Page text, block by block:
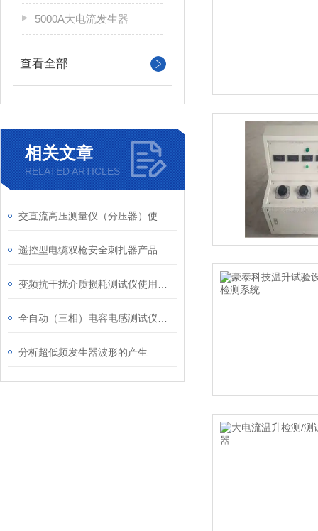
5000A大电流发生器
查看全部
相关文章
RELATED ARTICLES
分析超低频发生器波形的产生